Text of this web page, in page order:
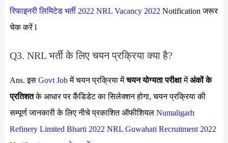
रिफाइनरी लिमिटेड भर्ती 2022 NRL Vacancy 2022 Notification जरूर
चेक करें l
Q3. NRL भर्ती के लिए चयन प्रक्रिया क्या है?
Ans. इस Govt Jobमें चयन प्रक्रिया मेंचयन योग्यता परीक्षामेंअंकों के
प्रतिशतके आधार पर कैंडिडेट का सिलेक्शन होगा, चयन प्रक्रिया की
सम्पूर्ण जानकारी के लिए नीचे प्रकाशित ऑफीशियल Numaligarh
Refinery Limited Bharti 2022 NRL Guwahati Recruitment 2022